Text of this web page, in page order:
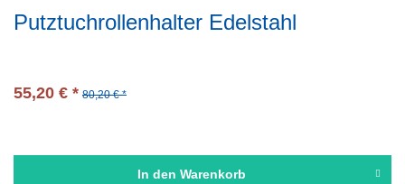
Putztuchrollenhalter Edelstahl
55,20 € * 80,20 € *
In den Warenkorb